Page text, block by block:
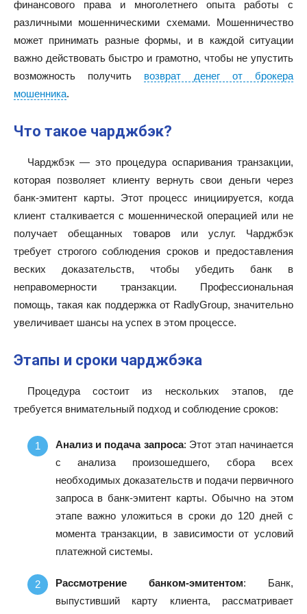
финансового права и многолетнего опыта работы с
различными мошенническими схемами. Мошенничество
может принимать разные формы, и в каждой ситуации
важно действовать быстро и грамотно, чтобы не упустить
возможность получить возврат денег от брокера
мошенника.
Что такое чарджбэк?
Чарджбэк — это процедура оспаривания транзакции,
которая позволяет клиенту вернуть свои деньги через
банк-эмитент карты. Этот процесс инициируется, когда
клиент сталкивается с мошеннической операцией или не
получает обещанных товаров или услуг. Чарджбэк
требует строгого соблюдения сроков и предоставления
веских доказательств, чтобы убедить банк в
неправомерности транзакции. Профессиональная
помощь, такая как поддержка от RadlyGroup, значительно
увеличивает шансы на успех в этом процессе.
Этапы и сроки чарджбэка
Процедура состоит из нескольких этапов, где
требуется внимательный подход и соблюдение сроков:
Анализ и подача запроса: Этот этап начинается
с анализа произошедшего, сбора всех
необходимых доказательств и подачи первичного
запроса в банк-эмитент карты. Обычно на этом
этапе важно уложиться в сроки до 120 дней с
момента транзакции, в зависимости от условий
платежной системы.
Рассмотрение банком-эмитентом: Банк,
выпустивший карту клиента, рассматривает